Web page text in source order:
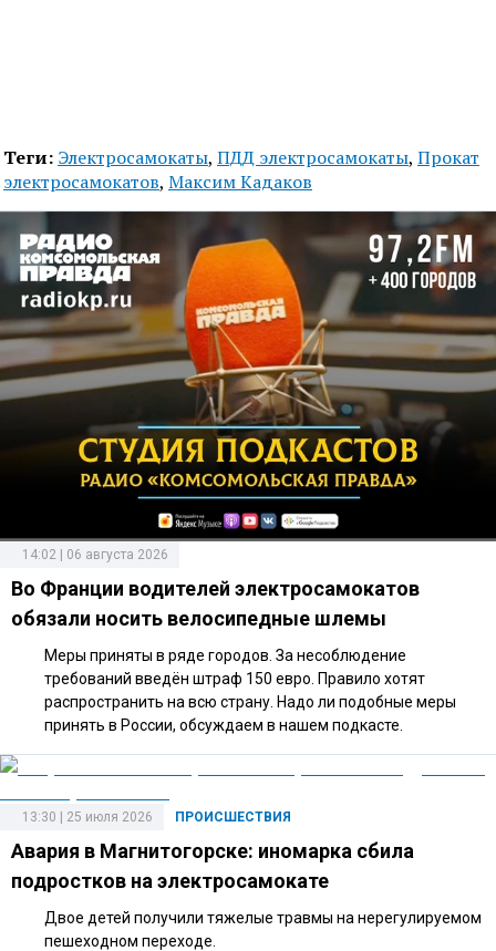
Теги: Электросамокаты, ПДД электросамокаты, Прокат
электросамокатов, Максим Кадаков
14:02 | 06 августа 2026
Во Франции водителей электросамокатов
обязали носить велосипедные шлемы
Меры приняты в ряде городов. За несоблюдение
требований введён штраф 150 евро. Правило хотят
распространить на всю страну. Надо ли подобные меры
принять в России, обсуждаем в нашем подкасте.
ПРОИСШЕСТВИЯ
13:30 | 25 июля 2026
Авария в Магнитогорске: иномарка сбила
подростков на электросамокате
Двое детей получили тяжелые травмы на нерегулируемом
пешеходном переходе.